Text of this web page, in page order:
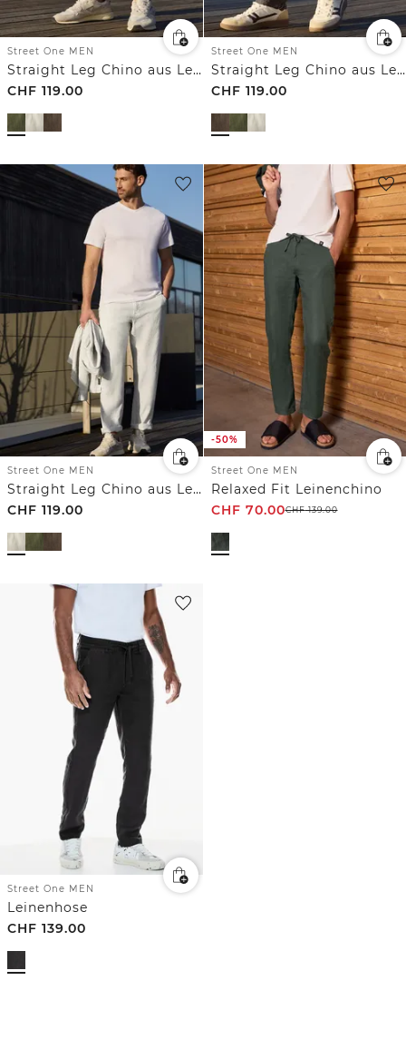
Street One MEN
Straight Leg Chino aus Leinen
CHF 119.00
Street One MEN
Straight Leg Chino aus Leinen
CHF 119.00
Street One MEN
Straight Leg Chino aus Leinen
CHF 119.00
-50%
Street One MEN
Relaxed Fit Leinenchino
CHF 70.00CHF139.00
Street One MEN
Leinenhose
CHF 139.00